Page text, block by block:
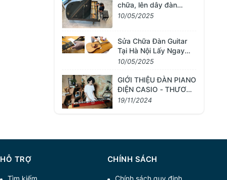
chữa, lên dây đàn
piano tại Hà Nội
10/05/2025
Sửa Chữa Đàn Guitar
Tại Hà Nội Lấy Ngay
0981668368
10/05/2025
GIỚI THIỆU ĐÀN PIANO
ĐIỆN CASIO - THƯƠNG
HIỆU NỔI TIẾNG NHẬT
19/11/2024
HỖ TRỢ
Tìm kiếm
CHÍNH SÁCH
Chính sách quy định